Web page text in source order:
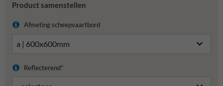
Product samenstellen
Afmeting scheepvaartbord
Reflecterend*